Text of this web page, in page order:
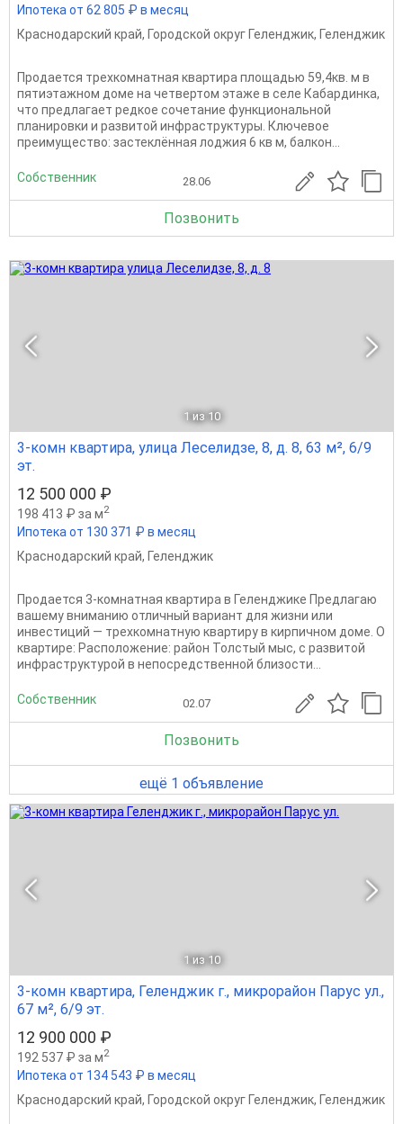
Ипотека от 62 805 ₽ в месяц
Краснодарский край, Городской округ Геленджик, Геленджик
Продается трехкомнатная квартира площадью 59,4кв. м в
пятиэтажном доме на четвертом этаже в селе Кабардинка,
что предлагает редкое сочетание функциональной
планировки и развитой инфраструктуры. Ключевое
преимущество: застеклённая лоджия 6 кв м, балкон...
Собственник 28.06
Позвонить
1 из 10
3-комн квартира, улица Леселидзе, 8, д. 8, 63 м², 6/9
эт.
12 500 000 ₽
198 413 ₽ за м2
Ипотека от 130 371 ₽ в месяц
Краснодарский край, Геленджик
Продается 3-комнатная квартира в Геленджике Предлагаю
вашему вниманию отличный вариант для жизни или
инвестиций — трехкомнатную квартиру в кирпичном доме. О
квартире: Расположение: район Толстый мыс, с развитой
инфраструктурой в непосредственной близости...
Собственник 02.07
Позвонить
ещё 1 объявление
1 из 10
3-комн квартира, Геленджик г., микрорайон Парус ул.,
67 м², 6/9 эт.
12 900 000 ₽
192 537 ₽ за м2
Ипотека от 134 543 ₽ в месяц
Краснодарский край, Городской округ Геленджик, Геленджик